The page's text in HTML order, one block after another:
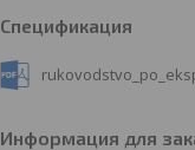
Спецификация
Информация для